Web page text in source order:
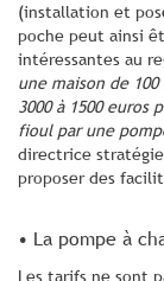
(installation et
poche peut ainsi
intéressantes au
une maison de
3000 à 1500 euros
fioul par une
directrice
proposer des
• La pompe à
Les tarifs ne sont